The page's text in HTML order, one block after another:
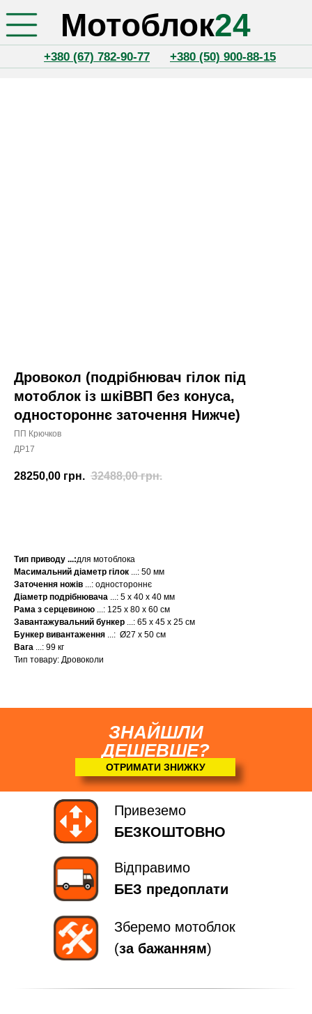
Мотоблок24
Дровокол (подрібнювач гілок під
мотоблок із шкіВВП без конуса,
одностороннє заточення Нижче)
ПП Крючков
ДР17
28250,00 грн. 32488,00 грн.
Тип приводу ...:для мотоблока
Масимальний діаметр гілок ...: 50 мм
Заточення ножів ...: одностороннє
Діаметр подрібнювача ...: 5 x 40 x 40 мм
Рама з серцевиною ...: 125 x 80 x 60 см
Завантажувальний бункер ...: 65 x 45 x 25 см
Бункер вивантаження ...: Ø27 x 50 см
Вага ...: 99 кг
Тип товару: Дровоколи
ЗНАЙШЛИ
ДЕШЕВШЕ?
ОТРИМАТИ ЗНИЖКУ
Відправимо
БЕЗ предоплати
Привеземо
БЕЗКОШТОВНО
Зберемо мотоблок
(за бажанням)